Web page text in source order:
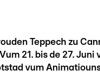
Teppech zu
21. bis de 27.
vum